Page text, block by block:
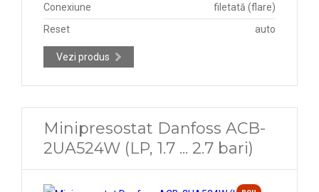
Conexiune
filetată (flare)
Reset
auto
Vezi produs
Minipresostat Danfoss ACB-
2UA524W (LP, 1.7 ... 2.7 bari)